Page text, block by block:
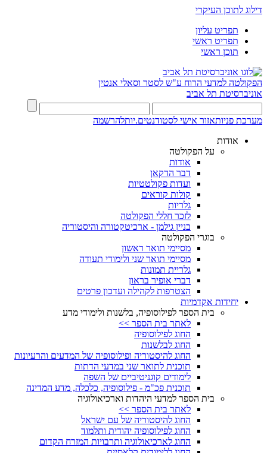
דילוג לתוכן העיקרי
תפריט עליון
תפריט ראשי
תוכן ראשי
הפקולטה למדעי הרוח ע"ש לסטר וסאלי אנטין
אוניברסיטת תל אביב
מערכת פניותאזור אישי לסטודנטים.יותלהרשמה
אודות
על הפקולטה
אודות
דבר הדקאן
ועדות פקולטטיות
קולות קוראים
גלריות
לזכר חללי הפקולטה
בניין גילמן - ארכיטקטורה והיסטוריה
בוגרי הפקולטה
מסיימי תואר ראשון
מסיימי תואר שני ולימודי תעודה
גלריית תמונות
דברי אופיר בראון
הצטרפות לקהילה ועדכון פרטים
יחידות אקדמיות
בית הספר לפילוסופיה, בלשנות ולימודי מדע
לאתר בית הספר >>
החוג לפילוסופיה
החוג לבלשנות
החוג להיסטוריה ופילוסופיה של המדעים והרעיונות
תוכנית לתואר שני במדעי הדתות
לימודים קוגניטיביים של השפה
תוכנית פכ"מ - פילוסופיה, כלכלה, מדע המדינה
בית הספר למדעי היהדות וארכיאולוגיה
לאתר בית הספר >>
החוג להיסטוריה של עם ישראל
החוג לפילוסופיה יהודית ותלמוד
החוג לארכיאולוגיה ותרבויות המזרח הקדום